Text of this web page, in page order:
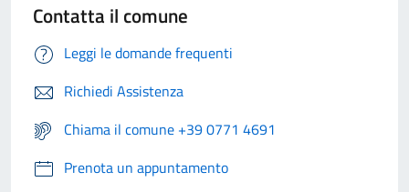
Contatta il comune
Leggi le domande frequenti
Richiedi Assistenza
Chiama il comune +39 0771 4691
Prenota un appuntamento